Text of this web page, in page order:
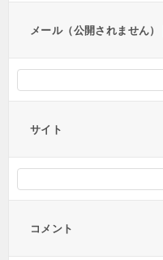
メール（公開されません）
サイト
コメント